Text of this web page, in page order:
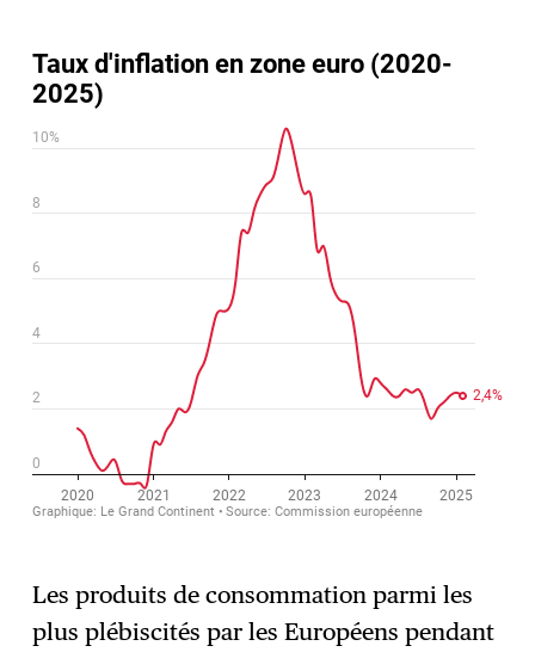
Les produits de consommation parmi les
plus plébiscités par les Européens pendant